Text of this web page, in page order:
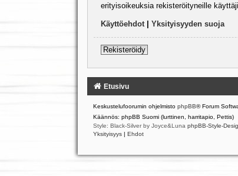
erityisoikeuksia rekisteröityneille
Käyttöehdot| Yksityisyyden suoja
Rekisteröidy
Etusivu
Keskustelufoorumin ohjelmisto phpBB® Forum
Käännös: phpBB Suomi (lurttinen, harritapio, Pettis)
Style: Black-Silver by Joyce&Luna phpBB-Style-
Yksityisyys | Ehdot